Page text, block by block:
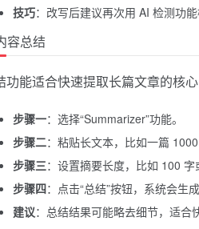
技巧：改写后建议再次用 AI 检测功
容总结
功能适合快速提取长篇文章的核心
步骤一：选择“Summarizer”功能。
步骤二：粘贴长文本，比如一篇 1000
步骤三：设置摘要长度，比如 100 字
步骤四：点击“总结”按钮，系统会生
建议：总结结果可能略去细节，适合